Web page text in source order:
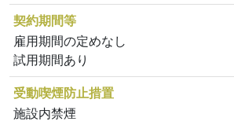
契約期間等
雇用期間の定めなし
試用期間あり
受動喫煙防止措置
施設内禁煙